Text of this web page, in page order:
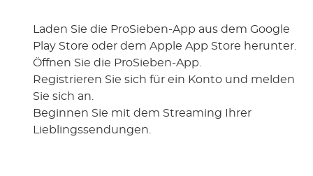
Laden Sie die ProSieben-App aus dem Google
Play Store oder dem Apple App Store herunter.
Öffnen Sie die ProSieben-App.
Registrieren Sie sich für ein Konto und melden
Sie sich an.
Beginnen Sie mit dem Streaming Ihrer
Lieblingssendungen.